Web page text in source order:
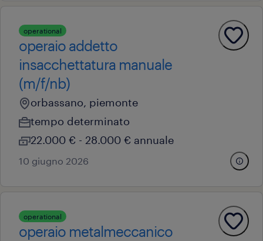
operational
operaio addetto
insacchettatura manuale
(m/f/nb)
orbassano, piemonte
tempo determinato
22.000 € - 28.000 € annuale
10 giugno 2026
operational
operaio metalmeccanico